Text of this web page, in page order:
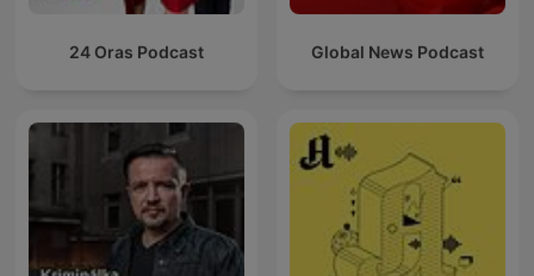
24 Oras Podcast Global News Podcast